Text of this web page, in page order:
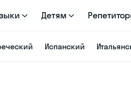
Детям
Испанский